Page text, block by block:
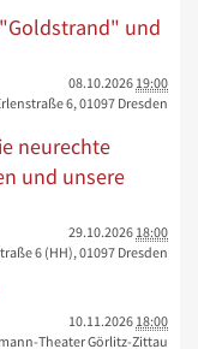
und
08.10.2026 19:00
6, 01097 Dresden
neurechte
und unsere
29.10.2026 18:00
6 (HH), 01097 Dresden
10.11.2026 18:00
Theater Görlitz-Zittau